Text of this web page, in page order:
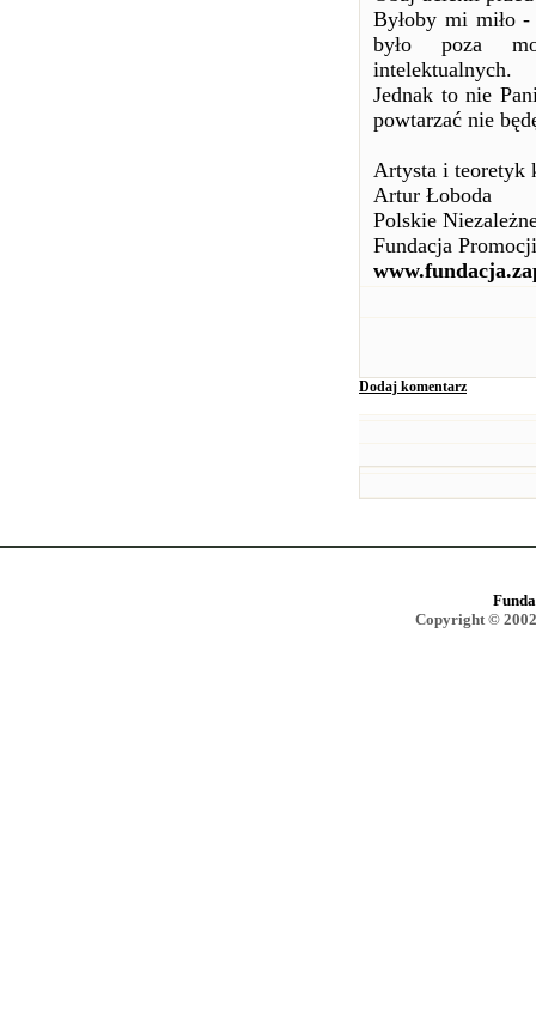
Byłoby mi miło
było poza
intelektualnych.
Jednak to nie
powtarzać nie
Artysta i teoretyk
Artur Łoboda
Polskie
Fundacja
Dodaj komentarz
Copyright ©